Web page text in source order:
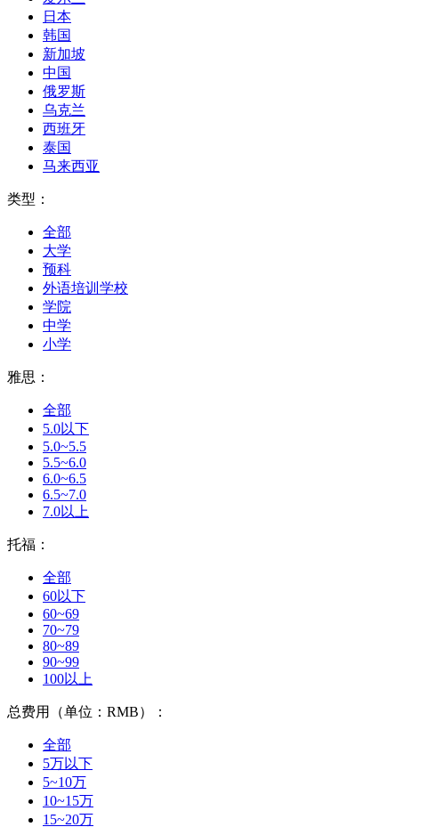
日本
韩国
新加坡
中国
俄罗斯
乌克兰
西班牙
泰国
马来西亚
类型：
全部
大学
预科
外语培训学校
学院
中学
小学
雅思：
全部
5.0以下
5.0~5.5
5.5~6.0
6.0~6.5
6.5~7.0
7.0以上
托福：
全部
60以下
60~69
70~79
80~89
90~99
100以上
总费用（单位：RMB）：
全部
5万以下
5~10万
10~15万
15~20万